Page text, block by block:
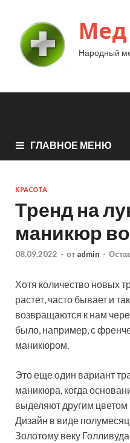
Народный
ГЛАВНОЕ МЕНЮ
КРАСОТА
Тренд на
маникюр
08.09.2022 - от admin -
Хотя количество новых
растет, часто бывает и
возвращаются к нам
было, например, с
маникюром.
Это еще один вариант
маникюра, когда
выделяют другим
Дизайн в виде
Золотому веку